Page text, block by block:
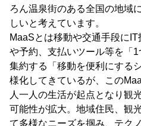
ろん温泉街のある全国の地域
しいと考えています。
MaaSとは移動や交通手段に
や予約、支払いツール等を「
集約する「移動を便利にする
様化してきているが、この
人一人の生活が起点となり観
可能性が拡大。地域住民、観
て多様なニーズを掴み、テク